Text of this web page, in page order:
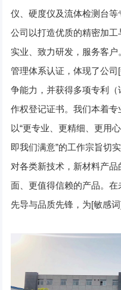
仪、硬度仪及流体检测台等
公司以打造优质的精密加
实业、致力研发，服务客
管理体系认证，体现了公
争能力，并获得多项专利
作权登记证书。我们本着专
以“更专业、更精细、更用
即我们满意”的工作宗旨切
对各类新技术，新材料产
面、更值得信赖的产品。
先导与品质先锋，为[敏感